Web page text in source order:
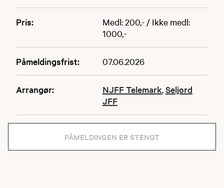
Pris:
Medl: 200,- / Ikke medl:
1000,-
Påmeldingsfrist: 07.06.2026
Arrangør: NJFF Telemark,Seljord
JFF
PÅMELDINGEN ER STENGT